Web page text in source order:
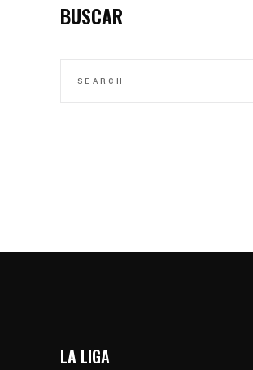
BUSCAR
LA LIGA